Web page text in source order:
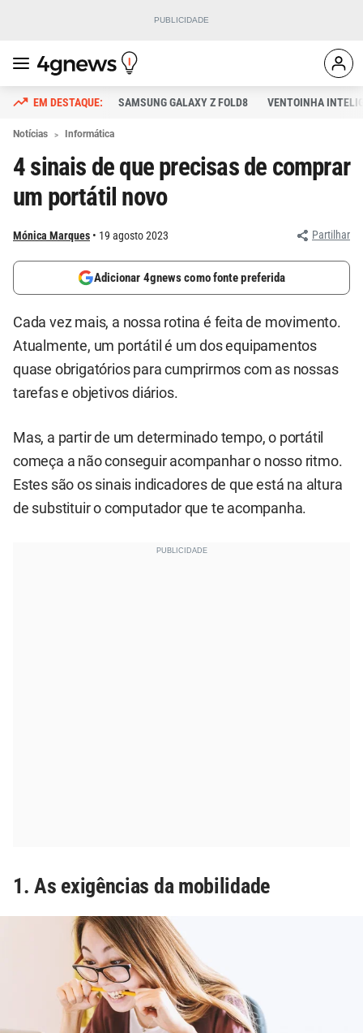
SAMSUNG GALAXY Z FOLD8 VENTOINHA
Notícias Informática
4 sinais de que precisas de comprar
um portátil novo
Mónica Marques 19 agosto 2023 Partilhar
Adicionar 4gnews como fonte preferida
Cada vez mais, a nossa rotina é feita de movimento.
Atualmente, um portátil é um dos equipamentos
quase obrigatórios para cumprirmos com as nossas
tarefas e objetivos diários.
Mas, a partir de um determinado tempo, o portátil
começa a não conseguir acompanhar o nosso ritmo.
Estes são os sinais indicadores de que está na altura
de substituir o computador que te acompanha.
1. As exigências da mobilidade